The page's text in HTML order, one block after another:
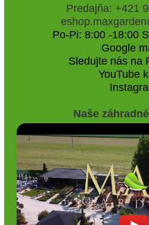
Predajňa: +421
Po-Pi: 8:00 -18:00
Google
Sledujte nás na
YouTube
Naše